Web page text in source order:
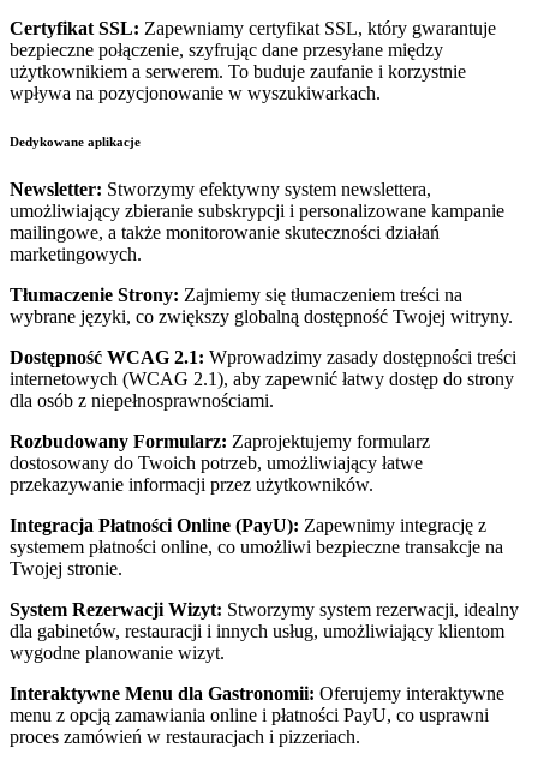
Certyfikat SSL: Zapewniamy certyfikat SSL, który gwarantuje
bezpieczne połączenie, szyfrując dane przesyłane między
użytkownikiem a serwerem. To buduje zaufanie i korzystnie
wpływa na pozycjonowanie w wyszukiwarkach.
Dedykowane aplikacje
Newsletter: Stworzymy efektywny system newslettera,
umożliwiający zbieranie subskrypcji i personalizowane kampanie
mailingowe, a także monitorowanie skuteczności działań
marketingowych.
Tłumaczenie Strony: Zajmiemy się tłumaczeniem treści na
wybrane języki, co zwiększy globalną dostępność Twojej witryny.
Dostępność WCAG 2.1: Wprowadzimy zasady dostępności treści
internetowych (WCAG 2.1), aby zapewnić łatwy dostęp do strony
dla osób z niepełnosprawnościami.
Rozbudowany Formularz: Zaprojektujemy formularz
dostosowany do Twoich potrzeb, umożliwiający łatwe
przekazywanie informacji przez użytkowników.
Integracja Płatności Online (PayU): Zapewnimy integrację z
systemem płatności online, co umożliwi bezpieczne transakcje na
Twojej stronie.
System Rezerwacji Wizyt: Stworzymy system rezerwacji, idealny
dla gabinetów, restauracji i innych usług, umożliwiający klientom
wygodne planowanie wizyt.
Interaktywne Menu dla Gastronomii: Oferujemy interaktywne
menu z opcją zamawiania online i płatności PayU, co usprawni
proces zamówień w restauracjach i pizzeriach.